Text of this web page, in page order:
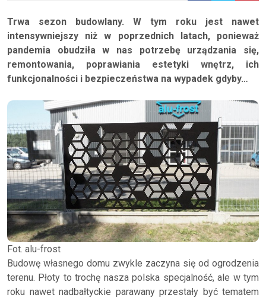
Trwa sezon budowlany. W tym roku jest nawet
intensywniejszy niż w poprzednich latach, ponieważ
pandemia obudziła w nas potrzebę urządzania się,
remontowania, poprawiania estetyki wnętrz, ich
funkcjonalności i bezpieczeństwa na wypadek gdyby…
Fot. alu-frost
Budowę własnego domu zwykle zaczyna się od ogrodzenia
terenu. Płoty to trochę nasza polska specjalność, ale w tym
roku nawet nadbałtyckie parawany przestały być tematem